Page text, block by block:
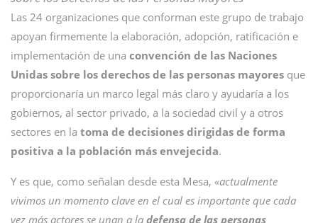
Las 24 organizaciones que conforman este grupo de trabajo
apoyan firmemente la elaboración, adopción, ratificación e
implementación de una convención de las Naciones
Unidas sobre los derechos de las personas mayores que
proporcionaría un marco legal más claro y ayudaría a los
gobiernos, al sector privado, a la sociedad civil y a otros
sectores en la toma de decisiones dirigidas de forma
positiva a la población más envejecida.
Y es que, como señalan desde esta Mesa, «actualmente
vivimos un momento clave en el cual es importante que cada
vez más actores se unan a la defensa de las personas